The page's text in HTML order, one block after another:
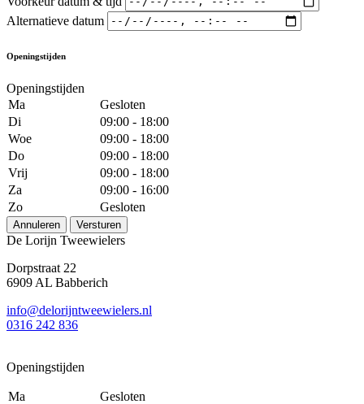
Alternatieve datum
Openingstijden
Openingstijden
Ma
Gesloten
Di
09:00 - 18:00
Woe
09:00 - 18:00
Do
09:00 - 18:00
Vrij
09:00 - 18:00
Za
09:00 - 16:00
Zo
Gesloten
Annuleren Versturen
De Lorijn Tweewielers
Dorpstraat 22
6909 AL Babberich
info@delorijntweewielers.nl
0316 242 836
Openingstijden
Ma
Gesloten